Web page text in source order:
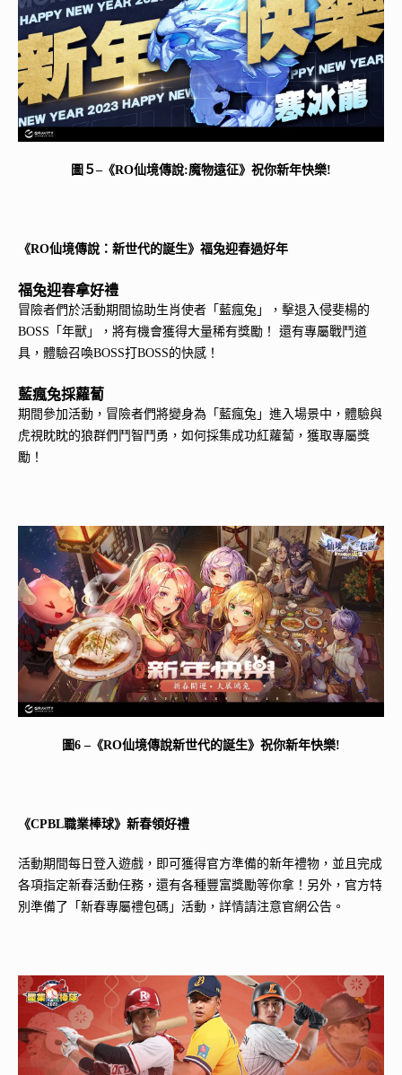
圖５–《RO仙境傳說:魔物遠征》祝你新年快樂!
《RO仙境傳說：新世代的誕生》福兔迎春過好年
福兔迎春拿好禮
冒險者們於活動期間協助生肖使者「藍瘋兔」，擊退入侵斐楊的
BOSS「年獸」，將有機會獲得大量稀有獎勵！ 還有專屬戰鬥道
具，體驗召喚BOSS打BOSS的快感！
藍瘋兔採蘿蔔
期間參加活動，冒險者們將變身為「藍瘋兔」進入場景中，體驗與
虎視眈眈的狼群們鬥智鬥勇，如何採集成功紅蘿蔔，獲取專屬獎
勵！
圖6 –《RO仙境傳說新世代的誕生》祝你新年快樂!
《CPBL職業棒球》新春領好禮
活動期間每日登入遊戲，即可獲得官方準備的新年禮物，並且完成
各項指定新春活動任務，還有各種豐富獎勵等你拿！另外，官方特
別準備了「新春專屬禮包碼」活動，詳情請注意官網公告。